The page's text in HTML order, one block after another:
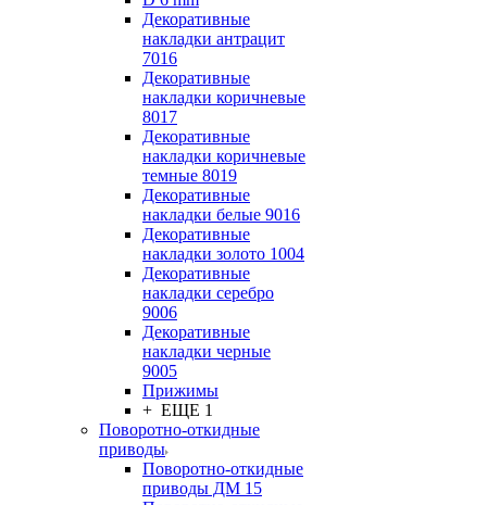
Декоративные
накладки антрацит
7016
Декоративные
накладки коричневые
8017
Декоративные
накладки коричневые
темные 8019
Декоративные
накладки белые 9016
Декоративные
накладки золото 1004
Декоративные
накладки серебро
9006
Декоративные
накладки черные
9005
Прижимы
+ ЕЩЕ 1
Поворотно-откидные
приводы
Поворотно-откидные
приводы ДМ 15